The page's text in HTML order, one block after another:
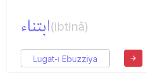
ابتناء(ibtinâ)
Lugat-ı Ebuzziya